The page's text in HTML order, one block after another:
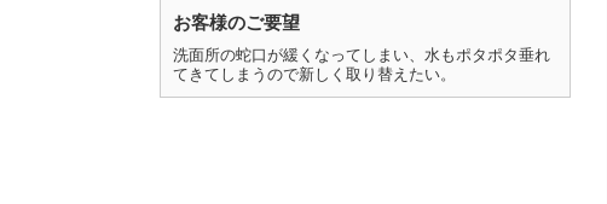
お客様のご要望
洗面所の蛇口が緩くなってしまい、水もポタポタ垂れ
てきてしまうので新しく取り替えたい。